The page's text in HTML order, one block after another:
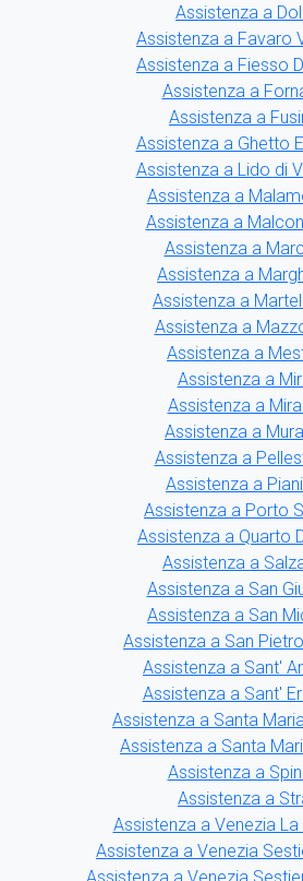
Assistenza a
Assistenza a Favaro
Assistenza a Fiesso
Assistenza a
Assistenza a
Assistenza a Ghetto
Assistenza a Lido di
Assistenza a
Assistenza a
Assistenza a
Assistenza a
Assistenza a
Assistenza a
Assistenza a
Assistenza a
Assistenza a
Assistenza a
Assistenza a
Assistenza a
Assistenza a Porto
Assistenza a Quarto
Assistenza a
Assistenza a San
Assistenza a San
Assistenza a San
Assistenza a Sant'
Assistenza a Sant'
Assistenza a Santa
Assistenza a Santa
Assistenza a
Assistenza a
Assistenza a Venezia
Assistenza a Venezia